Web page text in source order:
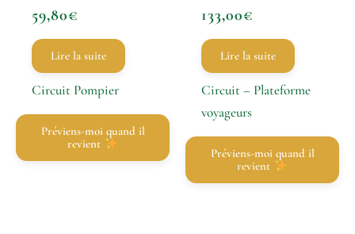
59,80€
Lire la suite
Circuit Pompier
Préviens-moi quand il
revient
133,00€
Lire la suite
Circuit – Plateforme
voyageurs
Préviens-moi quand il
revient